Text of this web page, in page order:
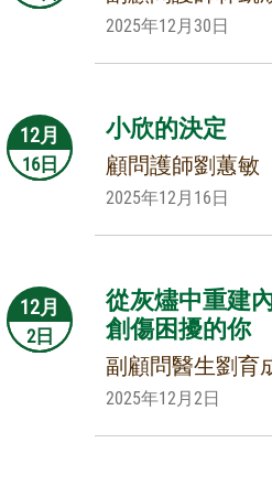
2025年12月30日
12月
16日
小欣的決定
顧問護師劉蕙敏
2025年12月16日
12月
2日
從灰燼中重建
創傷困擾的你
副顧問醫生劉育
2025年12月2日